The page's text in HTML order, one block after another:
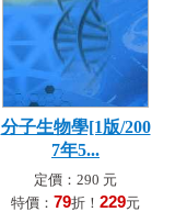
分子生物學[1版/200
7年5...
定價：290 元
特價： 79折！ 229元